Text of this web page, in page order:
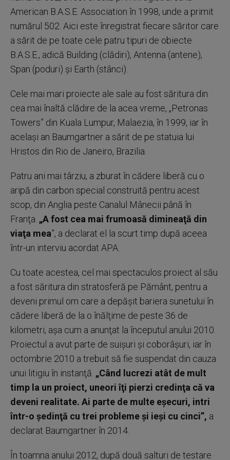
American B.A.S.E. Association în 1998, unde a primit
numărul 502. Aici este înregistrat fiecare săritor care
a sărit de pe toate cele patru tipuri de obiecte
B.A.S.E., adică Building (clădiri), Antenna (antene),
Span (poduri) şi Earth (stânci).
Cele mai mari proiecte ale sale au fost săritura din
cea mai înaltă clădire de la acea vreme, „Petronas
Towers” din Kuala Lumpur, Malaezia, în 1999, iar în
acelaşi an Baumgartner a sărit de pe statuia lui
Hristos din Rio de Janeiro, Brazilia.
Patru ani mai târziu, a zburat în cădere liberă cu o
aripă din carbon special construită pentru acest
scop, din Anglia peste Canalul Mânecii până în
Franţa. „A fost cea mai frumoasă dimineaţă din
viaţa mea”, a declarat el la scurt timp după aceea
într-un interviu acordat APA.
Cu toate acestea, cel mai spectaculos proiect al său
a fost săritura din stratosferă pe Pământ, pentru a
deveni primul om care a depăşit bariera sunetului în
cădere liberă de la o înălţime de peste 36 de
kilometri, aşa cum a anunţat la începutul anului 2010.
Proiectul a avut parte de suişuri şi coborâşuri, iar în
octombrie 2010 a trebuit să fie suspendat din cauza
unui litigiu în instanţă. „Când lucrezi atât de mult
timp la un proiect, uneori îţi pierzi credinţa că va
deveni realitate. Ai parte de multe eşecuri, intri
într-o şedinţă cu trei probleme şi ieşi cu cinci”, a
declarat Baumgartner în 2014.
În toamna anului 2012, după două salturi de testare